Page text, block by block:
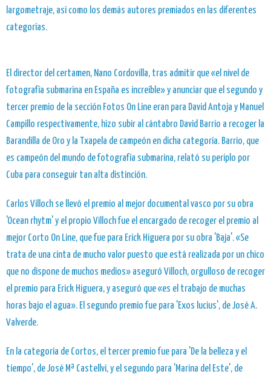
largometraje, así como los demás autores premiados en las diferentes
categorías.
El director del certamen, Nano Cordovilla, tras admitir que «el nivel de
fotografía submarina en España es increíble» y anunciar que el segundo y
tercer premio de la sección Fotos On Line eran para David Antoja y Manuel
Campillo respectivamente, hizo subir al cántabro David Barrio a recoger la
Barandilla de Oro y la Txapela de campeón en dicha categoría. Barrio, que
es campeón del mundo de fotografía submarina, relató su periplo por
Cuba para conseguir tan alta distinción.
Carlos Villoch se llevó el premio al mejor documental vasco por su obra
'Ocean rhytm' y el propio Villoch fue el encargado de recoger el premio al
mejor Corto On Line, que fue para Erick Higuera por su obra 'Baja'. «Se
trata de una cinta de mucho valor puesto que está realizada por un chico
que no dispone de muchos medios» aseguró Villoch, orgulloso de recoger
el premio para Erick Higuera, y aseguró que «es el trabajo de muchas
horas bajo el agua». El segundo premio fue para 'Exos lucius', de José A.
Valverde.
En la categoría de Cortos, el tercer premio fue para 'De la belleza y el
tiempo', de José Mª Castellvi, y el segundo para 'Marina del Este', de